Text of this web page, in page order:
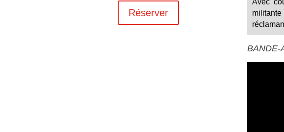
Réserver
Avec
BANDE-